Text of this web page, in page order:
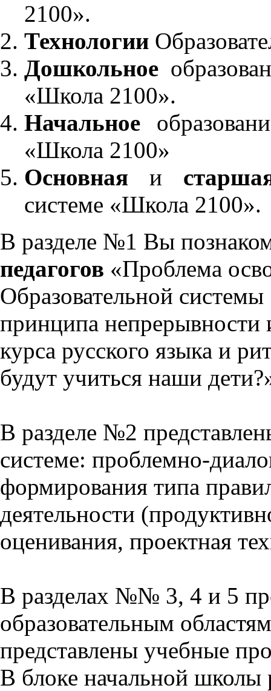
2100».
Технологии
Дошкольное
«Школа 2100».
Начальное
«Школа 2100»
Основнаяи
системе «Школа 2100».
В разделе №1 Вы
педагогов «Проблема
Образовательной
принципа непрерывности
курса русского языка и
будут учиться наши
В разделе №2
системе: проблемно-
формирования типа
деятельности
оценивания, проектная
В разделах №№ 3, 4 и 5
образовательным
представлены учебные
В блоке начальной школы